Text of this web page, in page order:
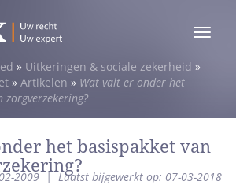
Toggle
» Uitkeringen & sociale zekerheid »
» Artikelen » Wat valt er onder het
het basispakket van
2009|Laatst bijgewerkt op: 07-03-2018